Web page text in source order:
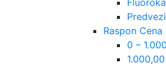
Predvezi
Raspon Cena
0 –